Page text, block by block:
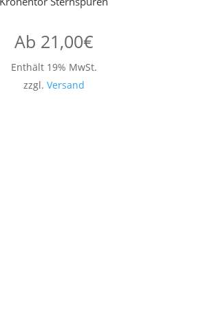
Ab 21,00€
Enthält 19% MwSt.
zzgl. Versand